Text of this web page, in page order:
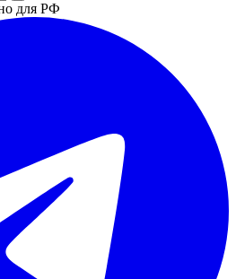
для РФ